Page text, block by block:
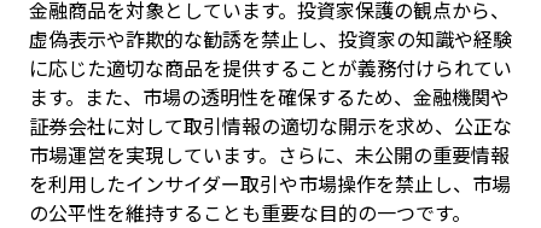
金融商品を対象としています。投資家保護の観点から、
虚偽表示や詐欺的な勧誘を禁止し、投資家の知識や経験
に応じた適切な商品を提供することが義務付けられてい
ます。また、市場の透明性を確保するため、金融機関や
証券会社に対して取引情報の適切な開示を求め、公正な
市場運営を実現しています。さらに、未公開の重要情報
を利用したインサイダー取引や市場操作を禁止し、市場
の公平性を維持することも重要な目的の一つです。